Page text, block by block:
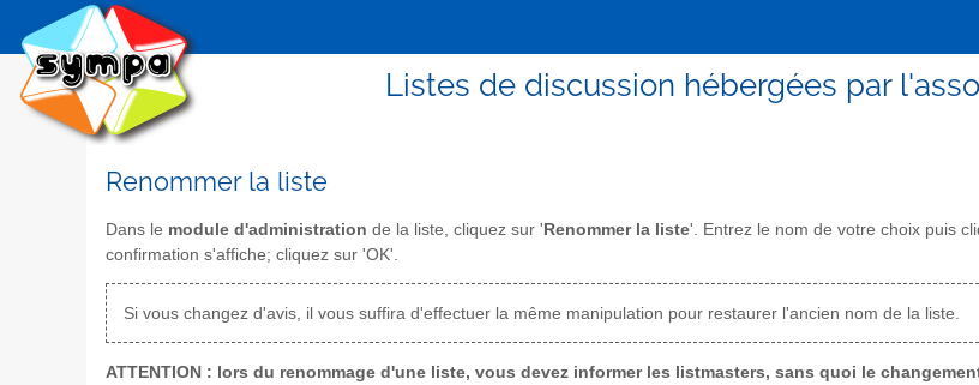
Listes de discussion hébergées par
Renommer la liste
Dans le module d'administration de la liste, cliquez sur 'Renommer la liste'. Entrez le nom de votre choix puis
confirmation s'affiche; cliquez sur 'OK'.
Si vous changez d'avis, il vous suffira d'effectuer la même manipulation pour restaurer l'ancien nom de la liste.
ATTENTION : lors du renommage d'une liste, vous devez informer les listmasters, sans quoi le